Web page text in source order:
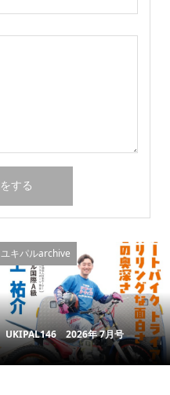
ユキパルarchive
UKIPAL146 2026年 7月号